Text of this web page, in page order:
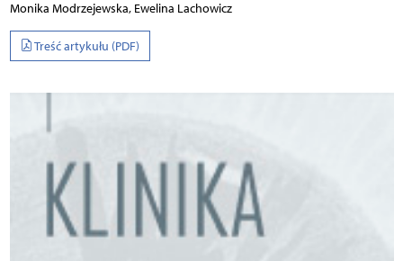
Monika Modrzejewska, Ewelina Lachowicz
Treść artykułu (PDF)